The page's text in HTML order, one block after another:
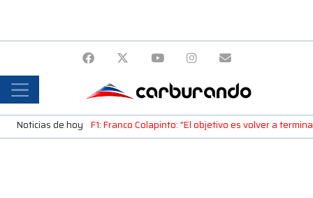
Noticias de hoy F1: Franco Colapinto: "El objetivo es volver a